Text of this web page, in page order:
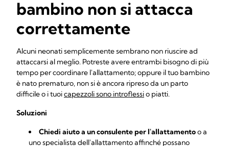
bambino non si attacca
correttamente
Alcuni neonati semplicemente sembrano non riuscire ad
attaccarsi al meglio. Potreste avere entrambi bisogno di più
tempo per coordinare l'allattamento; oppure il tuo bambino
è nato prematuro, non si è ancora ripreso da un parto
difficile o i tuoicapezzoli sono introflessio piatti.
Soluzioni
Chiedi aiuto a un consulente per l'allattamentoo a
uno specialista dell'allattamento affinché possano